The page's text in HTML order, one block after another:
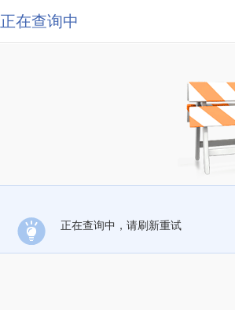
正在查询中
正在查询中，请刷新重试